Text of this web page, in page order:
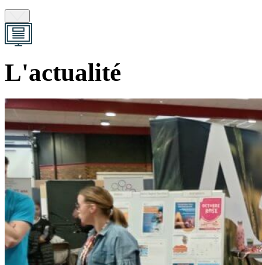
L'actualité